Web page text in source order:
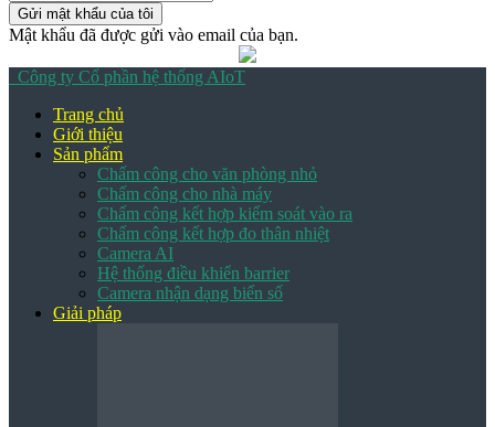
Mật khẩu đã được gửi vào email của bạn.
Công ty Cổ phần hệ thống AIoT
Trang chủ
Giới thiệu
Sản phẩm
Chấm công cho văn phòng nhỏ
Chấm công cho nhà máy
Chấm công kết hợp kiểm soát vào ra
Chấm công kết hợp đo thân nhiệt
Camera AI
Hệ thống điều khiển barrier
Camera nhận dạng biển số
Giải pháp